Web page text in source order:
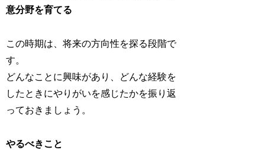
意分野を育てる
この時期は、将来の方向性を探る段階で
す。
どんなことに興味があり、どんな経験を
したときにやりがいを感じたかを振り返
っておきましょう。
やるべきこと